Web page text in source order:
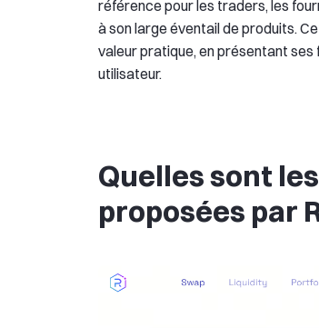
référence pour les traders, les
à son large éventail de produits.
valeur pratique, en présentant
utilisateur.
Quelles sont
proposées par